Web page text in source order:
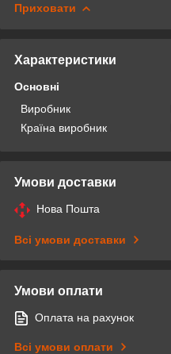
Приховати
Характеристики
Основні
Виробник
Країна виробник
Умови доставки
Нова Пошта
Всі умови доставки
Умови оплати
Оплата на рахунок
Всі умови оплати